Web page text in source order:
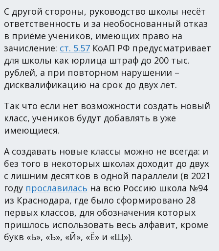
С другой стороны, руководство школы несёт
ответственность и за необоснованный отказ
в приёме учеников, имеющих право на
зачисление: ст. 5.57 КоАП РФ предусматривает
для школы как юрлица штраф до 200 тыс.
рублей, а при повторном нарушении –
дисквалификацию на срок до двух лет.
Так что если нет возможности создать новый
класс, учеников будут добавлять в уже
имеющиеся.
А создавать новые классы можно не всегда: и
без того в некоторых школах доходит до двух
с лишним десятков в одной параллели (в 2021
году прославилась на всю Россию школа №94
из Краснодара, где было сформировано 28
первых классов, для обозначения которых
пришлось использовать весь алфавит, кроме
букв «Ь», «Ъ», «Й», «Ё» и «Щ»).